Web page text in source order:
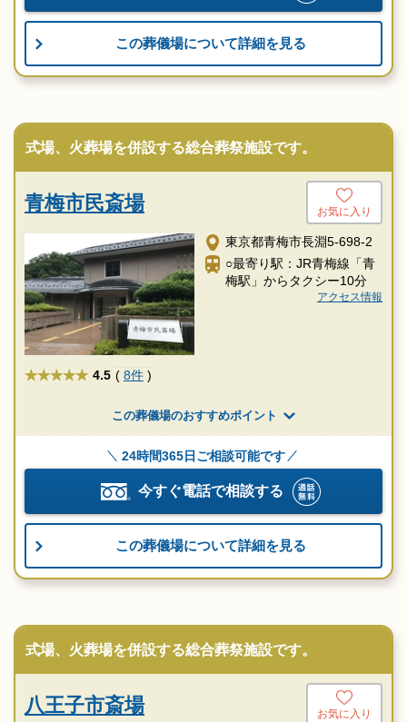
この葬儀場について詳細を見る
式場、火葬場を併設する総合葬祭施設です。
青梅市民斎場 お気に入り
東京都青梅市長淵5-698-2
○最寄り駅：JR青梅線「青
梅駅」からタクシー10分
アクセス情報
★★★★★ 4.5 ( 8件 )
この葬儀場のおすすめポイント
24時間365日ご相談可能です
今すぐ電話で相談する
この葬儀場について詳細を見る
式場、火葬場を併設する総合葬祭施設です。
八王子市斎場 お気に入り